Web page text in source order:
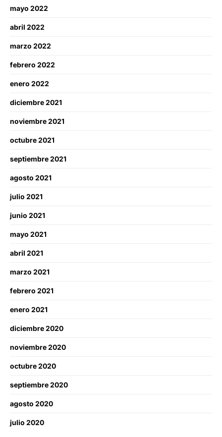
mayo 2022
abril 2022
marzo 2022
febrero 2022
enero 2022
diciembre 2021
noviembre 2021
octubre 2021
septiembre 2021
agosto 2021
julio 2021
junio 2021
mayo 2021
abril 2021
marzo 2021
febrero 2021
enero 2021
diciembre 2020
noviembre 2020
octubre 2020
septiembre 2020
agosto 2020
julio 2020